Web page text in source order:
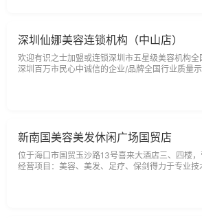
深圳仙娜美容连锁机构（中山店）
欢迎有识之士加盟或连锁深圳市五星级美容机构
深圳百万市民心中诚信的企业/品牌全国行业质量
新南国美容美发休闲广场国贸店
位于海口市国贸玉沙路13号喜来大酒店三、四楼，
经营项目：美容、美发、足疗、保剑得力于专业技